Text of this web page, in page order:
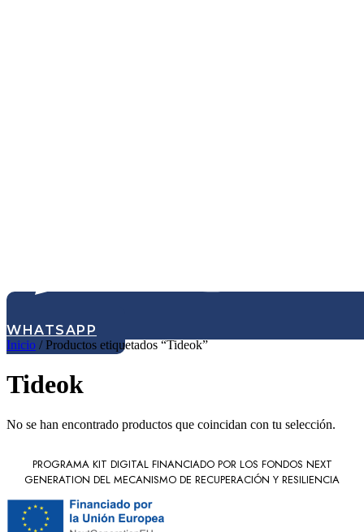
WHATSAPP
Inicio / Productos etiquetados “Tideok”
Tideok
No se han encontrado productos que coincidan con tu selección.
PROGRAMA KIT DIGITAL FINANCIADO POR LOS FONDOS NEXT
GENERATION DEL MECANISMO DE RECUPERACIÓN Y RESILIENCIA